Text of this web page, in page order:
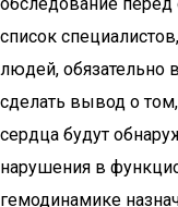
список
людей, обязательно
сделать вывод о
сердца будут
нарушения в
гемодинамике